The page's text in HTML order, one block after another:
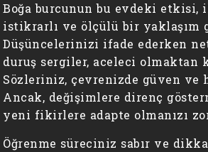
Boğa burcunun bu evdeki etkisi,
istikrarlı ve ölçülü bir yaklaşım
Düşüncelerinizi ifade ederken
duruş sergiler, aceleci olmaktan
Sözleriniz, çevrenizde güven ve
Ancak, değişimlere direnç
yeni fikirlere adapte olmanızı
Öğrenme süreciniz sabır ve